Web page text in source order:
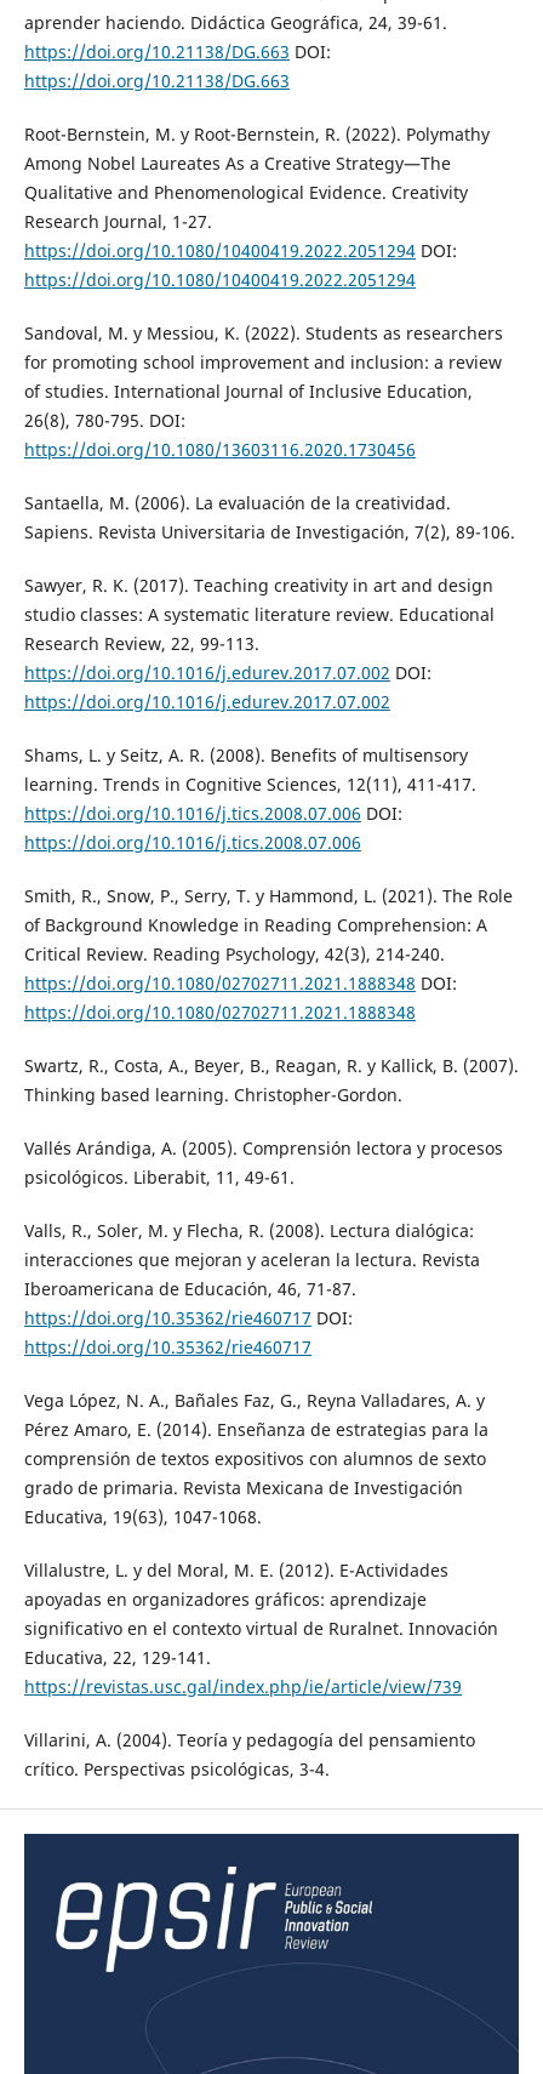
aprender haciendo. Didáctica Geográfica, 24, 39-61.
https://doi.org/10.21138/DG.663 DOI:
https://doi.org/10.21138/DG.663
Root-Bernstein, M. y Root-Bernstein, R. (2022). Polymathy
Among Nobel Laureates As a Creative Strategy—The
Qualitative and Phenomenological Evidence. Creativity
Research Journal, 1-27.
https://doi.org/10.1080/10400419.2022.2051294DOI:
https://doi.org/10.1080/10400419.2022.2051294
Sandoval, M. y Messiou, K. (2022). Students as researchers
for promoting school improvement and inclusion: a review
of studies. International Journal of Inclusive Education,
26(8), 780-795. DOI:
https://doi.org/10.1080/13603116.2020.1730456
Santaella, M. (2006). La evaluación de la creatividad.
Sapiens. Revista Universitaria de Investigación, 7(2), 89-106.
Sawyer, R. K. (2017). Teaching creativity in art and design
studio classes: A systematic literature review. Educational
Research Review, 22, 99-113.
https://doi.org/10.1016/j.edurev.2017.07.002 DOI:
https://doi.org/10.1016/j.edurev.2017.07.002
Shams, L. y Seitz, A. R. (2008). Benefits of multisensory
learning. Trends in Cognitive Sciences, 12(11), 411-417.
https://doi.org/10.1016/j.tics.2008.07.006 DOI:
https://doi.org/10.1016/j.tics.2008.07.006
Smith, R., Snow, P., Serry, T. y Hammond, L. (2021). The Role
of Background Knowledge in Reading Comprehension: A
Critical Review. Reading Psychology, 42(3), 214-240.
https://doi.org/10.1080/02702711.2021.1888348 DOI:
https://doi.org/10.1080/02702711.2021.1888348
Swartz, R., Costa, A., Beyer, B., Reagan, R. y Kallick, B. (2007).
Thinking based learning. Christopher-Gordon.
Vallés Arándiga, A. (2005). Comprensión lectora y procesos
psicológicos. Liberabit, 11, 49-61.
Valls, R., Soler, M. y Flecha, R. (2008). Lectura dialógica:
interacciones que mejoran y aceleran la lectura. Revista
Iberoamericana de Educación, 46, 71-87.
https://doi.org/10.35362/rie460717 DOI:
https://doi.org/10.35362/rie460717
Vega López, N. A., Bañales Faz, G., Reyna Valladares, A. y
Pérez Amaro, E. (2014). Enseñanza de estrategias para la
comprensión de textos expositivos con alumnos de sexto
grado de primaria. Revista Mexicana de Investigación
Educativa, 19(63), 1047-1068.
Villalustre, L. y del Moral, M. E. (2012). E-Actividades
apoyadas en organizadores gráficos: aprendizaje
significativo en el contexto virtual de Ruralnet. Innovación
Educativa, 22, 129-141.
https://revistas.usc.gal/index.php/ie/article/view/739
Villarini, A. (2004). Teoría y pedagogía del pensamiento
crítico. Perspectivas psicológicas, 3-4.